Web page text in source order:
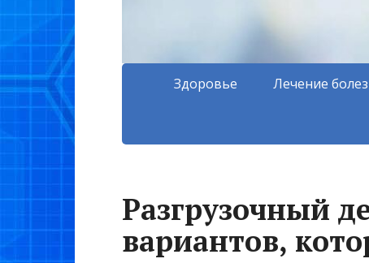
Здоровье Лечение
Разгрузочный
вариантов,